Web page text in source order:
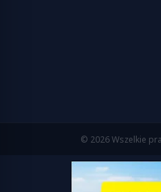
© 2026 Wszelkie